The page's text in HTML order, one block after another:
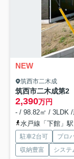
NEW
筑西市二木成
筑西市二木成第
2,390万円
- / 98.82㎡ / 3LDK
水戸線「下館」
駐車2台可 プロ
収納豊富
システ